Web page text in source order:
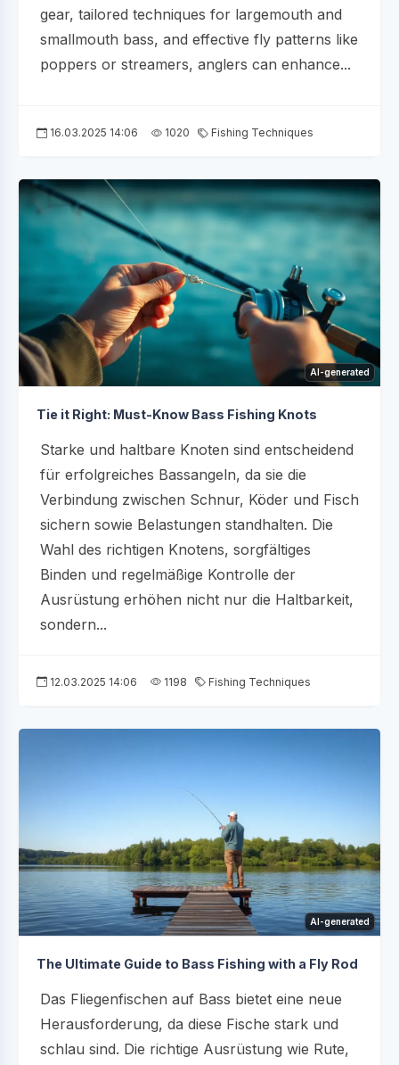
gear, tailored techniques for largemouth and
smallmouth bass, and effective fly patterns like
poppers or streamers, anglers can enhance...
16.03.2025 14:06 1020 Fishing Techniques
AI-generated
Tie it Right: Must-Know Bass Fishing Knots
Starke und haltbare Knoten sind entscheidend
für erfolgreiches Bassangeln, da sie die
Verbindung zwischen Schnur, Köder und Fisch
sichern sowie Belastungen standhalten. Die
Wahl des richtigen Knotens, sorgfältiges
Binden und regelmäßige Kontrolle der
Ausrüstung erhöhen nicht nur die Haltbarkeit,
sondern...
12.03.2025 14:06 1198 Fishing Techniques
AI-generated
The Ultimate Guide to Bass Fishing with a Fly Rod
Das Fliegenfischen auf Bass bietet eine neue
Herausforderung, da diese Fische stark und
schlau sind. Die richtige Ausrüstung wie Rute,